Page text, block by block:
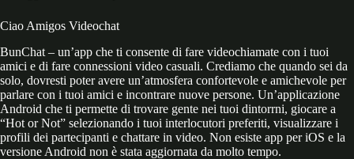
Ciao Amigos Videochat
BunChat – un’app che ti consente di fare videochiamate con i tuoi
amici e di fare connessioni video casuali. Crediamo che quando sei da
solo, dovresti poter avere un’atmosfera confortevole e amichevole per
parlare con i tuoi amici e incontrare nuove persone. Un’applicazione
Android che ti permette di trovare gente nei tuoi dintorrni, giocare a
“Hot or Not” selezionando i tuoi interlocutori preferiti, visualizzare i
profili dei partecipanti e chattare in video. Non esiste app per iOS e la
versione Android non è stata aggiornata da molto tempo.